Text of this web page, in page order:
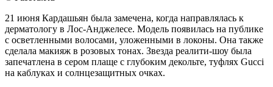
21 июня Кардашьян была замечена, когда направлялась к
дерматологу в Лос-Анджелесе. Модель появилась на публике
с осветленными волосами, уложенными в локоны. Она также
сделала макияж в розовых тонах. Звезда реалити-шоу была
запечатлена в сером плаще с глубоким декольте, туфлях Gucci
на каблуках и солнцезащитных очках.